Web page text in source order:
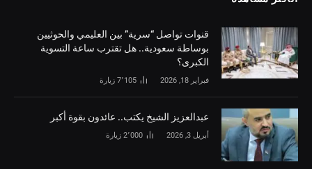
قنوات تواصل “سرية” بين العليمي والحوثيين
بوساطة سعودية.. هل تقترب ساعة التسوية
الكبرى؟
فبراير 18, 2026 7٬105 زيارة
‏عبدالعزيز الشيخ يكتب.. عائدون بقوة أكبر
أبريل 3, 2026 2٬000 زيارة